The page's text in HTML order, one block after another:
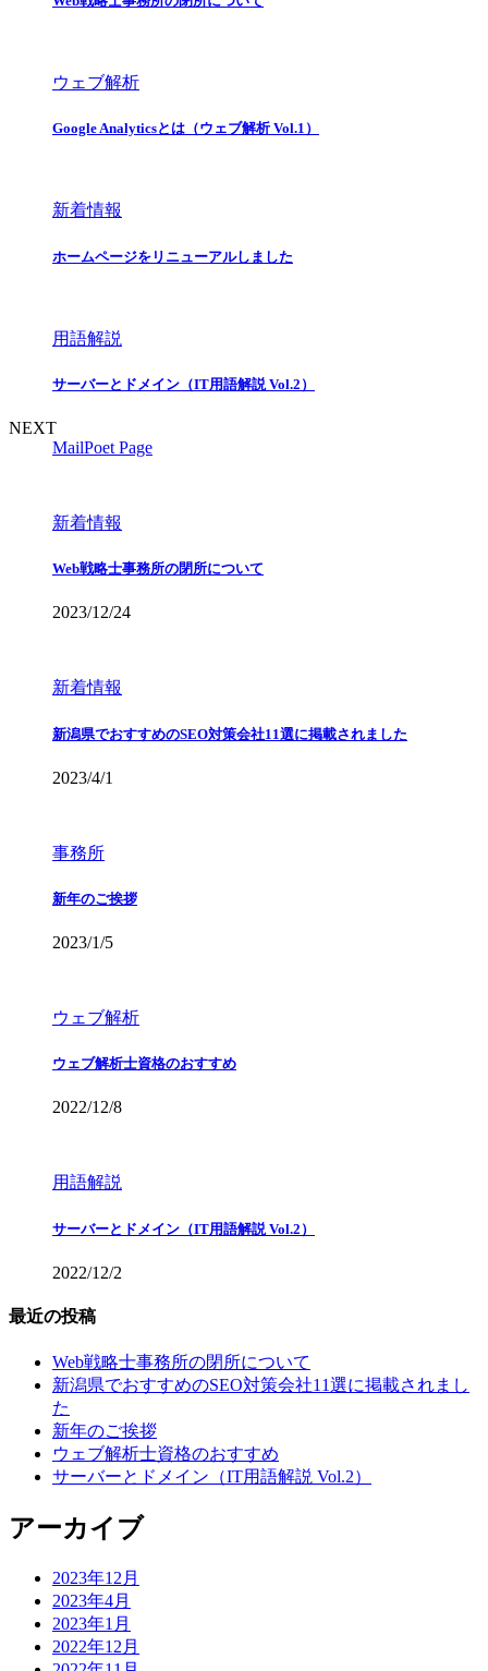
ウェブ解析
Google Analyticsとは（ウェブ解析 Vol.1）
新着情報
ホームページをリニューアルしました
用語解説
サーバーとドメイン（IT用語解説 Vol.2）
NEXT
MailPoet Page
新着情報
Web戦略士事務所の閉所について
2023/12/24
新着情報
新潟県でおすすめのSEO対策会社11選に掲載されました
2023/4/1
事務所
新年のご挨拶
2023/1/5
ウェブ解析
ウェブ解析士資格のおすすめ
2022/12/8
用語解説
サーバーとドメイン（IT用語解説 Vol.2）
2022/12/2
最近の投稿
Web戦略士事務所の閉所について
新潟県でおすすめのSEO対策会社11選に掲載されまし
た
新年のご挨拶
ウェブ解析士資格のおすすめ
サーバーとドメイン（IT用語解説 Vol.2）
アーカイブ
2023年12月
2023年4月
2023年1月
2022年12月